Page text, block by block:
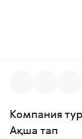
Компания
Ақша тап